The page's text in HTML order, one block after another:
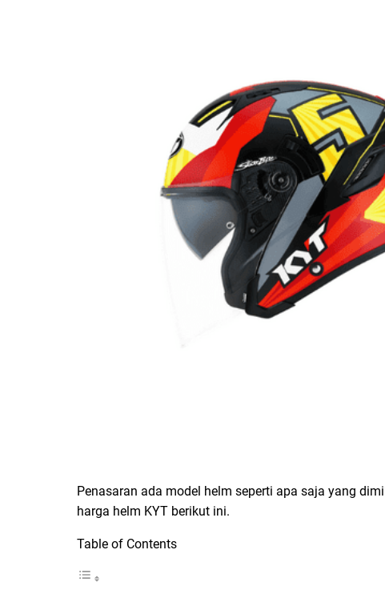
Penasaran ada model helm seperti apa saja yang
harga helm KYT berikut ini.
Table of Contents